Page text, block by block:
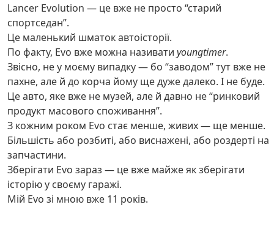
Lancer Evolution — це вже не просто “старий
спортседан”.
Це маленький шматок автоісторії.
По факту, Evo вже можна називати youngtimer.
Звісно, не у моєму випадку — бо “заводом” тут вже не
пахне, але й до корча йому ще дуже далеко. І не буде.
Це авто, яке вже не музей, але й давно не “ринковий
продукт масового споживання”.
З кожним роком Evo стає менше, живих — ще менше.
Більшість або розбиті, або виснажені, або роздерті на
запчастини.
Зберігати Evo зараз — це вже майже як зберігати
історію у своєму гаражі.
Мій Evo зі мною вже 11 років.